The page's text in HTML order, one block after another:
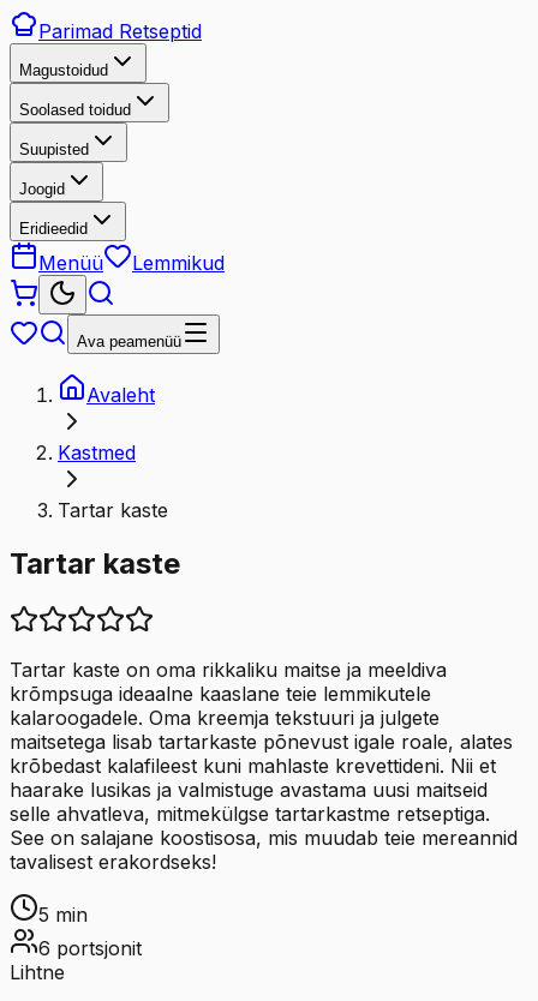
Parimad Retseptid
Magustoidud
Soolased toidud
Suupisted
Joogid
Eridieedid
Menüü Lemmikud
Ava peamenüü
Avaleht
Kastmed
Tartar kaste
Tartar kaste
Tartar kaste on oma rikkaliku maitse ja meeldiva
krõmpsuga ideaalne kaaslane teie lemmikutele
kalaroogadele. Oma kreemja tekstuuri ja julgete
maitsetega lisab tartarkaste põnevust igale roale, alates
krõbedast kalafileest kuni mahlaste krevettideni. Nii et
haarake lusikas ja valmistuge avastama uusi maitseid
selle ahvatleva, mitmekülgse tartarkastme retseptiga.
See on salajane koostisosa, mis muudab teie mereannid
tavalisest erakordseks!
5 min
6 portsjonit
Lihtne